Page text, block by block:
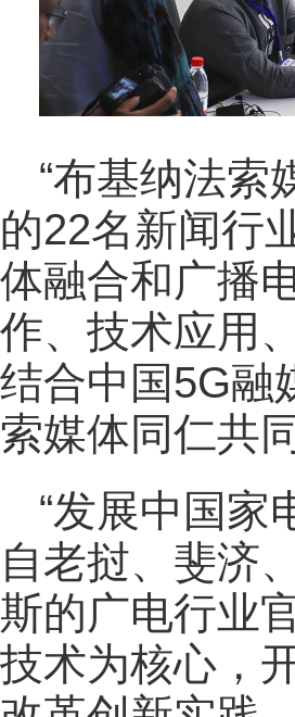
“布基纳法索
的22名新闻行
体融合和广播
作、技术应用
结合中国5G融
索媒体同仁共
“发展中国家
自老挝、斐济
斯的广电行业
技术为核心，